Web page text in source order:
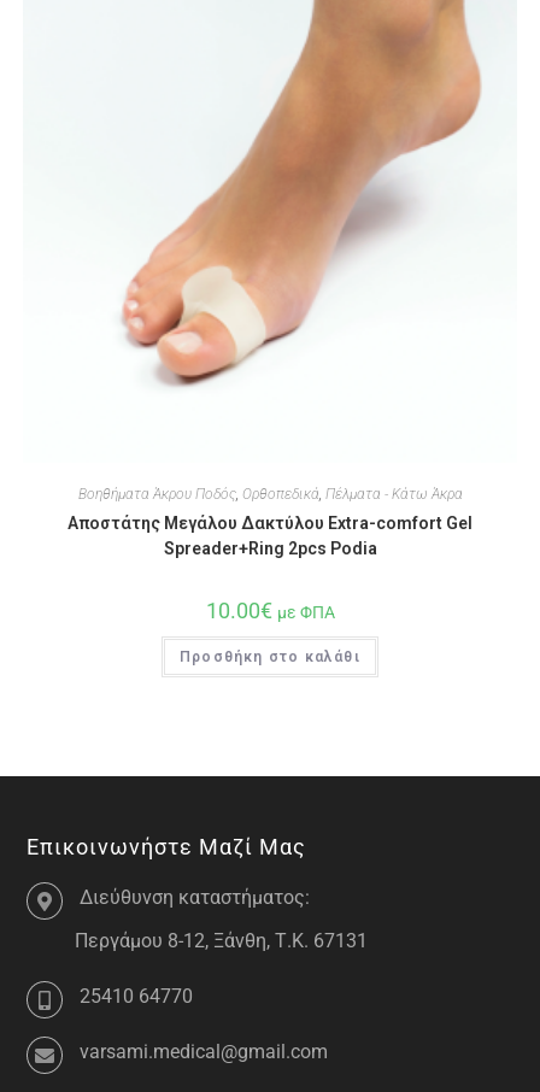
Βοηθήματα Άκρου Ποδός, Ορθοπεδικά Πέλματα - Κάτω Άκρα
Aποστάτης Μεγάλου Δακτύλου Extra-comfort Gel
Spreader+Ring 2pcs Podia
10.00€ με ΦΠΑ
Προσθήκη στο καλάθι
Επικοινωνήστε Μαζί Μας
Διεύθυνση καταστήματος:
Περγάμου 8-12, Ξάνθη, Τ.Κ. 67131
25410 64770
varsami.medical@gmail.com